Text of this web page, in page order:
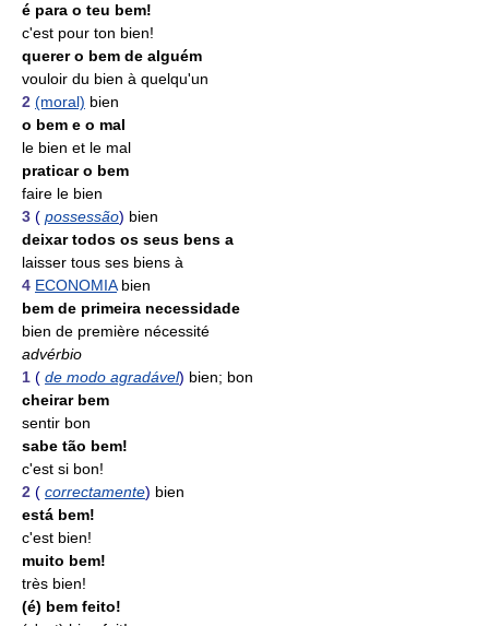
é para o teu bem!
c'est pour ton bien!
querer o bem de alguém
vouloir du bien à quelqu'un
2 (moral) bien
o bem e o mal
le bien et le mal
praticar o bem
faire le bien
3 ( possessão) bien
deixar todos os seus bens a
laisser tous ses biens à
4 ECONOMIAbien
bem de primeira necessidade
bien de première nécessité
advérbio
1 ( de modo agradável) bien; bon
cheirar bem
sentir bon
sabe tão bem!
c'est si bon!
2 ( correctamente) bien
está bem!
c'est bien!
muito bem!
très bien!
(é) bem feito!